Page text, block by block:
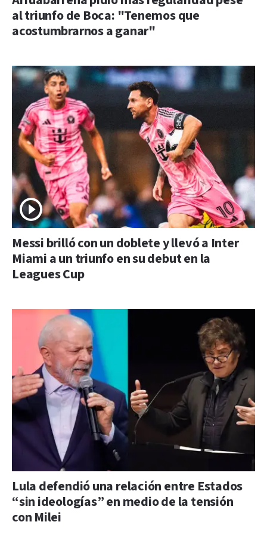
al triunfo de Boca: "Tenemos que
acostumbrarnos a ganar"
Messi brilló con un doblete y llevó a Inter
Miami a un triunfo en su debut en la
Leagues Cup
Lula defendió una relación entre Estados
“sin ideologías” en medio de la tensión
con Milei